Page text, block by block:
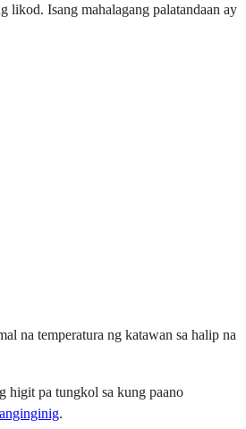
likod. Isang mahalagang palatandaan ay
na temperatura ng katawan sa halip na
higit pa tungkol sa kung paano
.